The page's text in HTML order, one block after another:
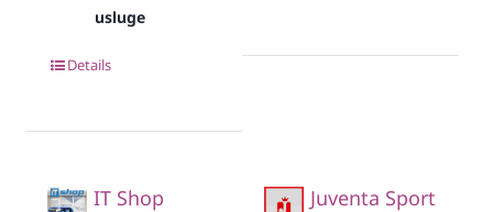
usluge
Details
IT Shop Juventa Sport